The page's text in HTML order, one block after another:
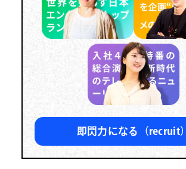
即閃力になる（recruit）